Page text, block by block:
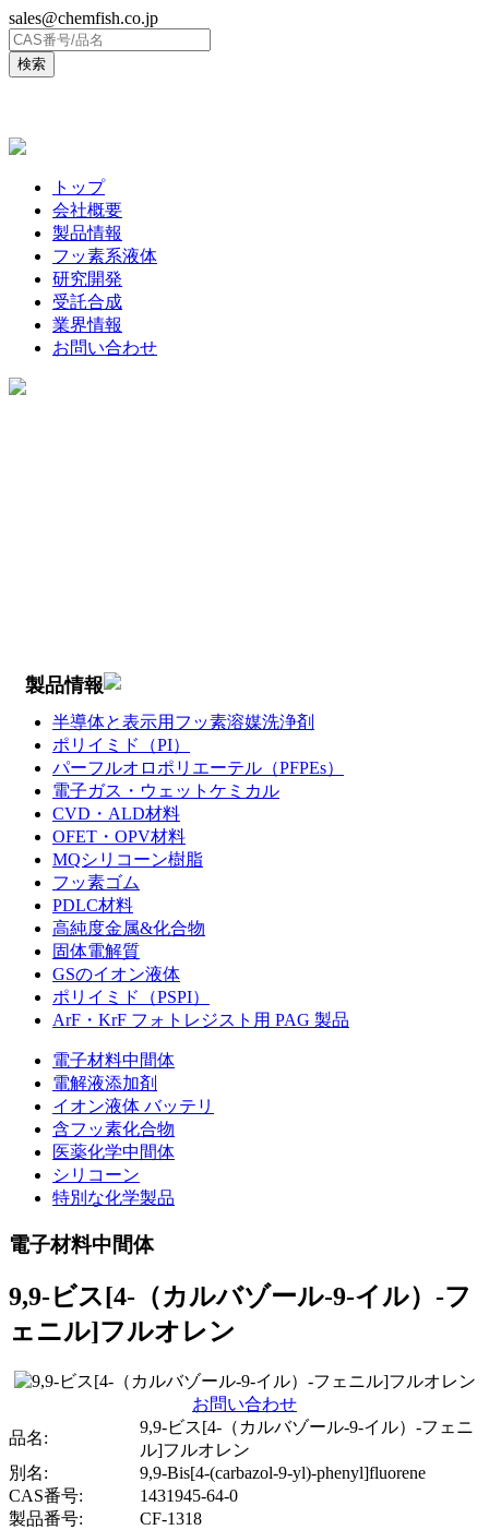
sales@chemfish.co.jp
トップ
会社概要
製品情報
フッ素系液体
研究開発
受託合成
業界情報
お問い合わせ
製品情報
半導体と表示用フッ素溶媒洗浄剤
ポリイミド（PI）
パーフルオロポリエーテル（PFPEs）
電子ガス・ウェットケミカル
CVD・ALD材料
OFET・OPV材料
MQシリコーン樹脂
フッ素ゴム
PDLC材料
高純度金属&化合物
固体電解質
GSのイオン液体
ポリイミド（PSPI）
ArF・KrF フォトレジスト用 PAG 製品
電子材料中間体
電解液添加剤
イオン液体 バッテリ
含フッ素化合物
医薬化学中間体
シリコーン
特別な化学製品
電子材料中間体
9,9-ビス[4-（カルバゾール-9-イル）-フ
ェニル]フルオレン
お問い合わせ
品名:
9,9-ビス[4-（カルバゾール-9-イル）-フェニ
ル]フルオレン
別名:
9,9-Bis[4-(carbazol-9-yl)-phenyl]fluorene
CAS番号:
1431945-64-0
製品番号:
CF-1318